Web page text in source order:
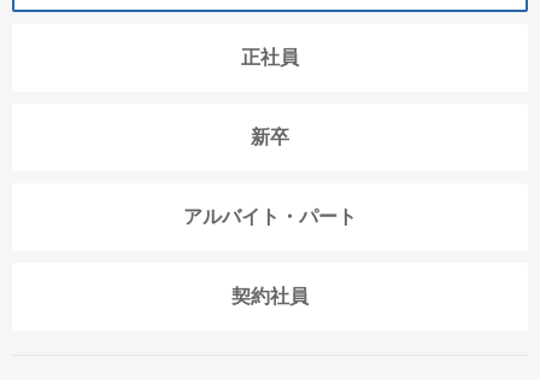
正社員
新卒
アルバイト・パート
契約社員